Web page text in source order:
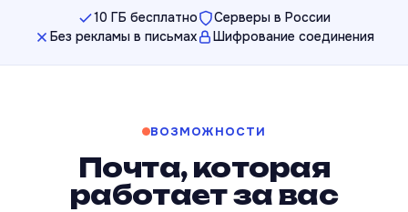
10 ГБ бесплатно
Серверы в России
Без рекламы в письмах
Шифрование соединения
ВОЗМОЖНОСТИ
Почта, которая
работает за вас